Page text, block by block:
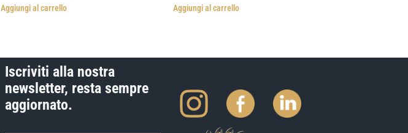
Aggiungi al carrello
Aggiungi al carrello
Iscriviti alla nostra
newsletter, resta sempre
aggiornato.